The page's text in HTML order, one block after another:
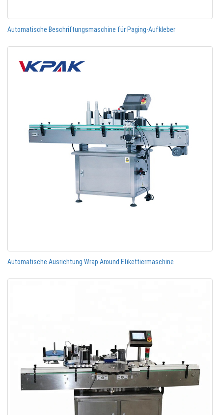
Automatische Beschriftungsmaschine für Paging-Aufkleber
Automatische Ausrichtung Wrap Around Etikettiermaschine